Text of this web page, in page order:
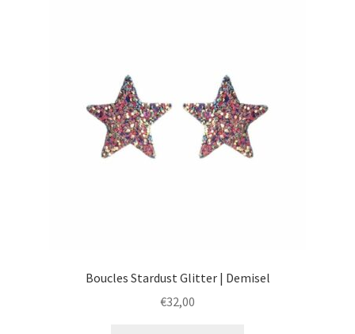
Boucles Stardust Glitter | Demisel
€32,00